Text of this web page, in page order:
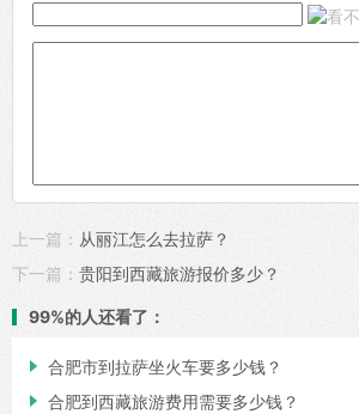
上一篇： 从丽江怎么去拉萨？
下一篇： 贵阳到西藏旅游报价多少？
99%的人还看了：
 合肥市到拉萨坐火车要多少钱？
 合肥到西藏旅游费用需要多少钱？